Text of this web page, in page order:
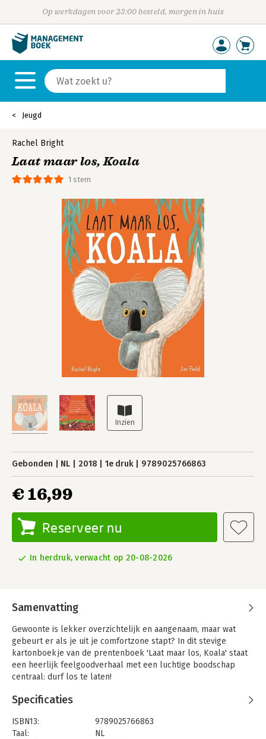
Op werkdagen voor 23:00 besteld, morgen in huis
Jeugd
1 stem
Rachel Bright
Laat maar los, Koala
Gebonden NL 2018 1e druk 9789025766863
€ 16,99
Reserveer nu
In herdruk, verwacht op 20-08-2026
Samenvatting
Gewoonte is lekker overzichtelijk en aangenaam, maar wat
gebeurt er als je uit je comfortzone stapt? In dit stevige
kartonboekje van de prentenboek 'Laat maar los, Koala' staat
een heerlijk feelgoodverhaal met een luchtige boodschap
centraal: durf los te laten!
De kleine Koala is een gewoontedier. Hij is erg gesteld op zijn
plekje hoog in de boom en houdt dingen graag zoals ze zijn.
Op een dag gebeurt het ergste wat Koala zich voor kan
stellen: zijn boom valt om. Nu moet hij wel loslaten - en komt
Specificaties
ISBN13:
9789025766863
Taal:
NL